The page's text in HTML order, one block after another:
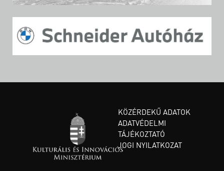
KÖZÉRDEKŰ ADATOK
ADATVÉDELMI
TÁJÉKOZTATÓ
JOGI NYILATKOZAT